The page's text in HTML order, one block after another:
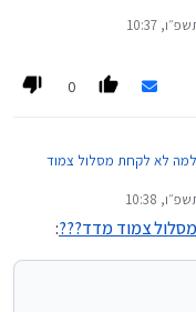
אמנם כן צמוד למדד וזה
10:37
ידי
0
למה לא לקחת מסלול צמוד
חלק בהלוואת זכאות
אמנם כן צמוד למדד וזה
הנחות בעמלות
10:38
ידי
צמוד מדד???: